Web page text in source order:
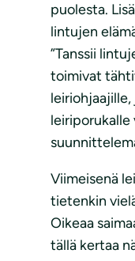
puolesta.
lintujen
”Tanssii
toimivat
leiriporukalle
Viimeisenä
tietenkin
Oikeaa
tällä kertaa